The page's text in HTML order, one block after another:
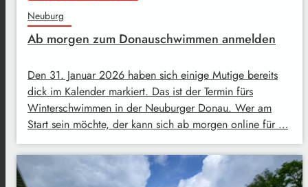
Neuburg
Ab morgen zum Donauschwimmen anmelden
Den 31. Januar 2026 haben sich einige Mutige bereits
dick im Kalender markiert. Das ist der Termin fürs
Winterschwimmen in der Neuburger Donau. Wer am
Start sein möchte, der kann sich ab morgen online für …